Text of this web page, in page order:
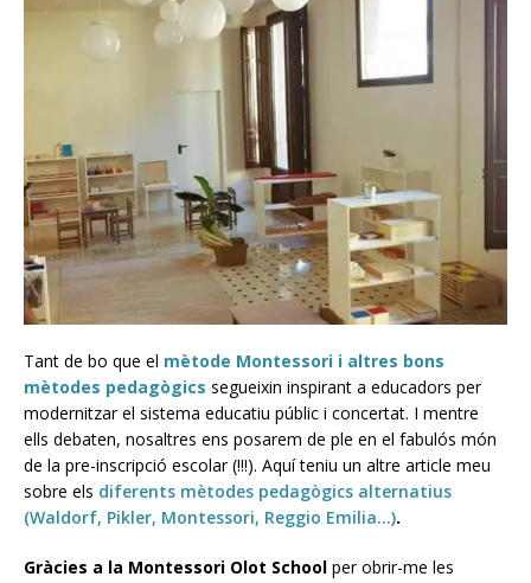
Tant de bo que el mètode Montessori i altres bons
mètodes pedagògics segueixin inspirant a educadors per
modernitzar el sistema educatiu públic i concertat. I mentre
ells debaten, nosaltres ens posarem de ple en el fabulós món
de la pre-inscripció escolar (!!!). Aquí teniu un altre article meu
sobre els diferents mètodes pedagògics alternatius
(Waldorf, Pikler, Montessori, Reggio Emilia…).
Gràcies a la Montessori Olot School per obrir-me les